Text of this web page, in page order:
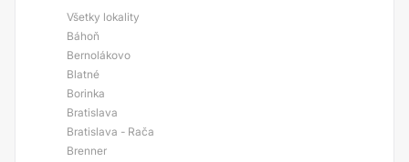
Všetky lokality
Báhoň
Bernolákovo
Blatné
Borinka
Bratislava
Bratislava - Rača
Brenner